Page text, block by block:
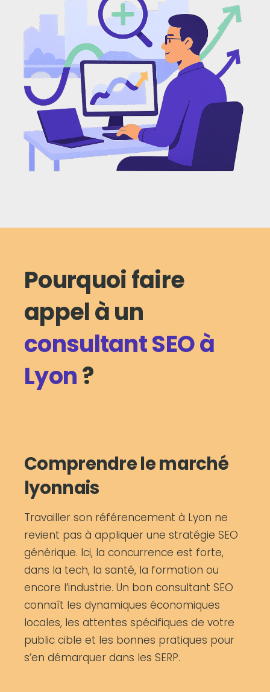
Pourquoi faire
appel à un
consultant SEO à
Lyon?
Comprendre le marché
lyonnais
Travailler son référencement à Lyon ne
revient pas à appliquer une stratégie SEO
générique. Ici, la concurrence est forte,
dans la tech, la santé, la formation ou
encore l’industrie. Un bon consultant SEO
connaît les dynamiques économiques
locales, les attentes spécifiques de votre
public cible et les bonnes pratiques pour
s’en démarquer dans les SERP.